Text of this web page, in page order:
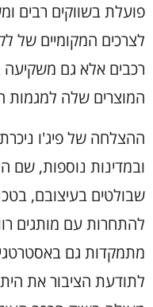
פועלת בשווקים רבים
לצרכים המקומיים של
רכבים אלא גם משקיעה
המוצרים שלה
ההצלחה של פיג'ו
ובמדינות נוספות, שם
שבולטים בעיצובם,
להתחרות עם מותגים
מתמקדות גם
לתודעת הציבור את